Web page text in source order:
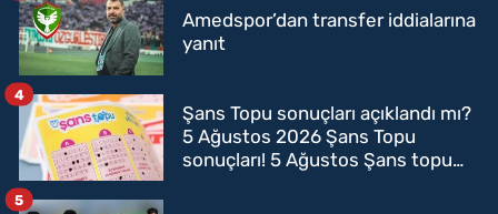
Amedspor’dan transfer iddialarına
yanıt
Şans Topu sonuçları açıklandı mı?
5 Ağustos 2026 Şans Topu
sonuçları! 5 Ağustos Şans topu
4
5